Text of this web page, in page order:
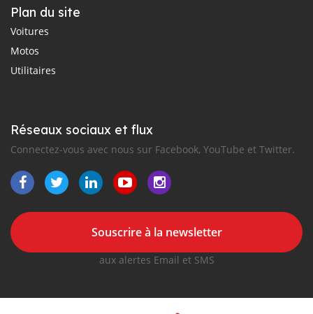
Plan du site
Voitures
Motos
Utilitaires
Réseaux sociaux et flux
Connectez-vous avec nous sur Facebook, YouTube et Twitter.
Souscrire à la newsletter
aux alertes Email et SMS